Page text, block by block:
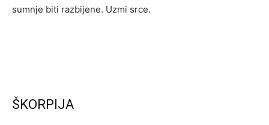
sumnje biti razbijene. Uzmi srce.
ŠKORPIJA